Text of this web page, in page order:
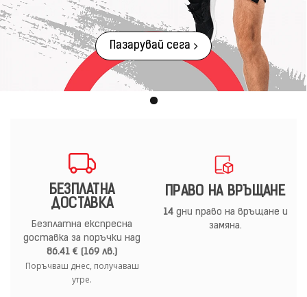
Пазарувай сега
БЕЗПЛАТНА
ДОСТАВКА
Безплатна експресна
доставка за поръчки над
86.41 € (169 лв.)
Поръчваш днес, получаваш
утре.
ПРАВО НА ВРЪЩАНЕ
14дни право на връщане и
замяна.